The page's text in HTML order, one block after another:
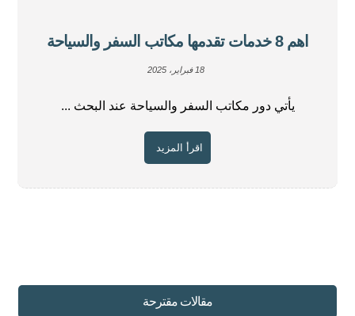
اهم 8 خدمات تقدمها مكاتب السفر والسياحة
18 فبراير، 2025
يأتي دور مكاتب السفر والسياحة عند البحث ...
اقرأ المزيد
مقالات مقترحة